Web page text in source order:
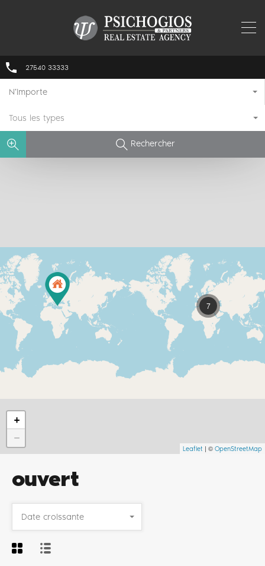
27540 33333
N'importe
Tous les types
Rechercher
7
+
−
Leaflet | © OpenStreetMap
ouvert
Date croissante